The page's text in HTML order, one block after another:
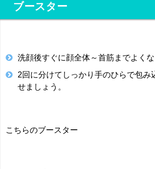
ブースター
洗顔後すぐに顔全体～首筋までよくな
2回に分けてしっかり手のひらで包み
せましょう。
こちらのブースター